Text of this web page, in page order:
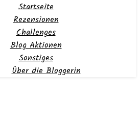
Startseite
Rezensionen
Challenges
Blog Aktionen
Sonstiges
Über die Bloggerin